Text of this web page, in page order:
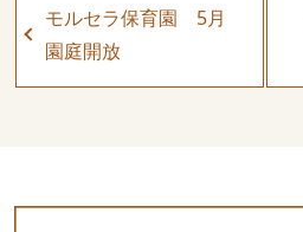
モルセラ保育園 5月
園庭開放